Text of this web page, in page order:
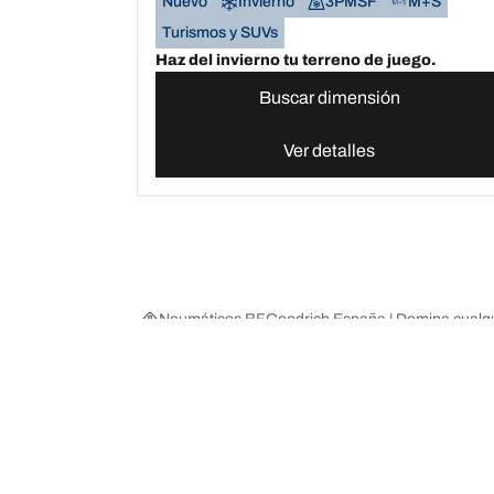
Turismos y SUVs
Haz del invierno tu terreno de juego.
Buscar dimensión
Ver detalles
Neumáticos BFGoodrich España | Domina